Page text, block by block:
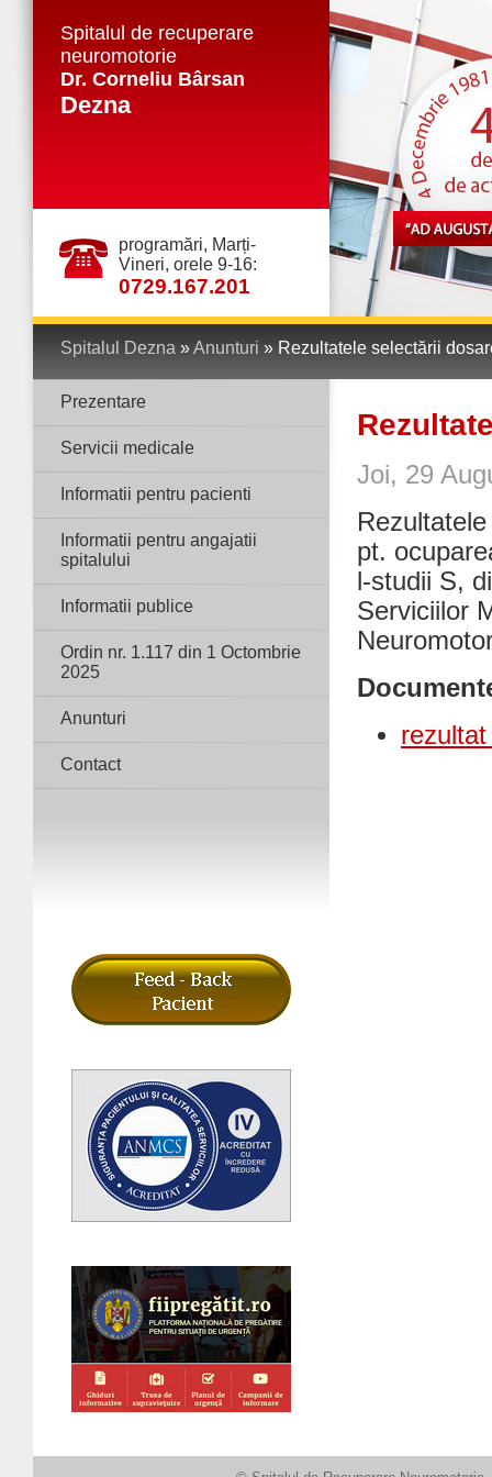
Spitalul de recuperare
neuromotorie
Dr. Corneliu Bârsan
Dezna
programări, Marți-
Vineri, orele 9-16:
0729.167.201
Spitalul Dezna »Anunturi » Rezultatele selectării
Prezentare
Servicii medicale
Informatii pentru pacienti
Informatii pentru angajatii
spitalului
Informatii publice
Ordin nr. 1.117 din 1 Octombrie
2025
Anunturi
Contact
Joi, 29
pt.
l-studii S,
Serviciilor